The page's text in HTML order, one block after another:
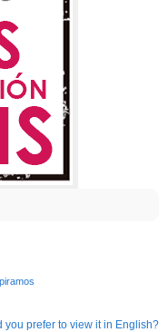
you prefer to view it in English?